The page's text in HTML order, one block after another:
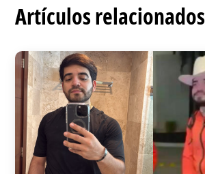
Artículos relacionados